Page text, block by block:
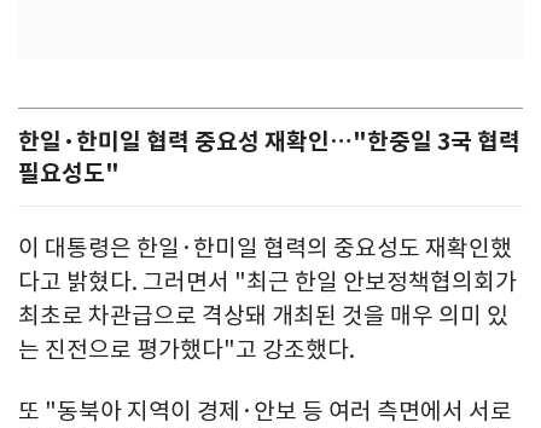
한일·한미일 협력 중요성 재확인…"한중일 3국 협력
필요성도"
이 대통령은 한일·한미일 협력의 중요성도 재확인했
다고 밝혔다. 그러면서 "최근 한일 안보정책협의회가
최초로 차관급으로 격상돼 개최된 것을 매우 의미 있
는 진전으로 평가했다"고 강조했다.
또 "동북아 지역이 경제·안보 등 여러 측면에서 서로